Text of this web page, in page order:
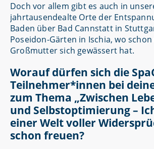
Doch vor allem gibt es auch in
jahrtausendealte Orte der
Baden über Bad Cannstatt in
Poseidon-Gärten in Ischia, wo
Großmutter sich gewässert hat.
Worauf dürfen sich die
Teilnehmer*innen bei
zum Thema „Zwischen
und Selbstoptimierung –
einer Welt voller
schon freuen?